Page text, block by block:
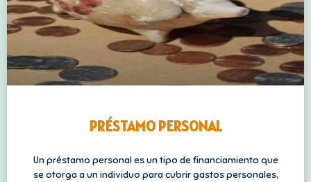
PRÉSTAMO PERSONAL
Un préstamo personal es un tipo de financiamiento que
se otorga a un individuo para cubrir gastos personales,